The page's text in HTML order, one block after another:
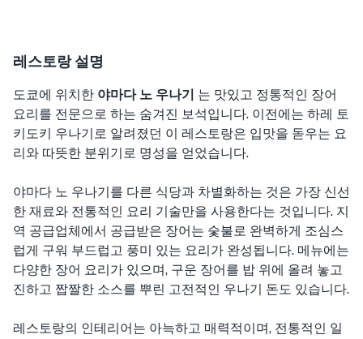
레스토랑 설명
도쿄에 위치한 야마다 노 우나기 는 맛있고 정통적인 장어
요리를 전문으로 하는 숨겨진 보석입니다. 이전에는 하레 토
키도키 우나기로 알려졌던 이 레스토랑은 입맛을 돋우는 요
리와 따뜻한 분위기로 명성을 얻었습니다.
야마다 노 우나기를 다른 식당과 차별화하는 것은 가장 신선
한 재료와 전통적인 요리 기술만을 사용한다는 것입니다. 지
역 공급업체에서 공급받은 장어는 숯불로 완벽하게 조심스
럽게 구워 부드럽고 풍미 있는 요리가 완성됩니다. 메뉴에는
다양한 장어 요리가 있으며, 구운 장어를 밥 위에 올려 놓고
진하고 짭짤한 소스를 뿌린 고전적인 우나기 돈도 있습니다.
레스토랑의 인테리어는 아늑하고 매력적이며, 전통적인 일